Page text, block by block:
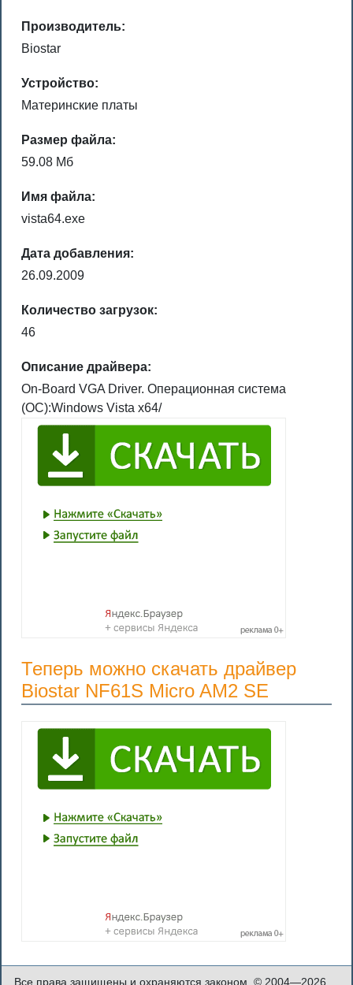
Производитель:
Biostar
Устройство:
Материнские платы
Размер файла:
59.08 Мб
Имя файла:
vista64.exe
Дата добавления:
26.09.2009
Количество загрузок:
46
Описание драйвера:
On-Board VGA Driver. Операционная система
(ОС):Windows Vista x64/
Теперь можно скачать драйвер
Biostar NF61S Micro AM2 SE
Все права защищены и охраняются законом. © 2004—2026